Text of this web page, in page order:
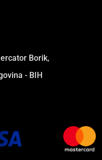
Borik,
- BIH